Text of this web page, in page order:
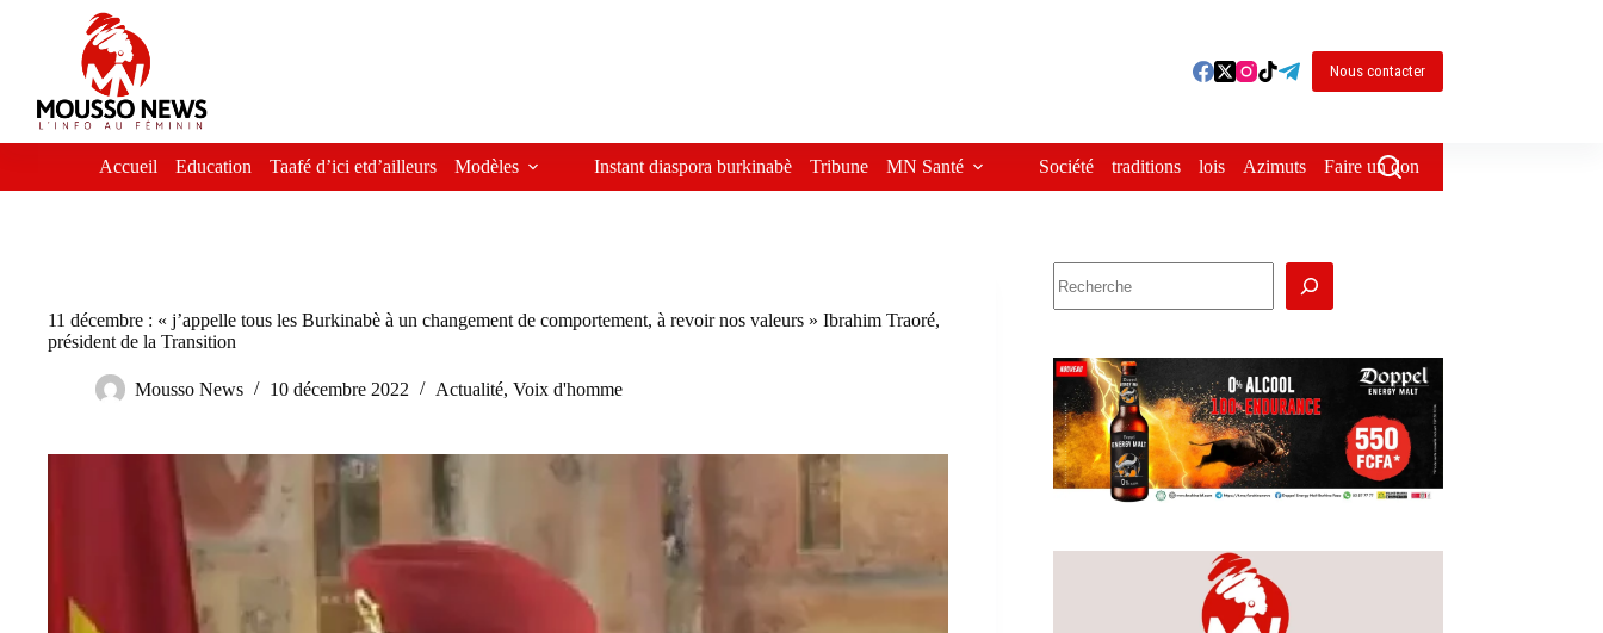
Nous contacter
Accueil Education Taafé d’ici etd’ailleurs Modèles Instant diaspora burkinabè Tribune MN Santé Société traditions lois Azimuts Faire un don
11 décembre : « j’appelle tous les Burkinabè à un changement de comportement, à revoir nos valeurs » Ibrahim Traoré,
président de la Transition
Mousso News 10 décembre 2022 Actualité, Voix d'homme